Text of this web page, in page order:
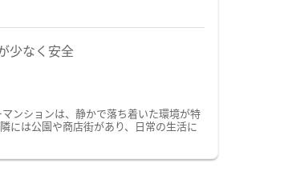
少なく安全
ンションは、静かで落ち着いた環境が特
には公園や商店街があり、日常の生活に